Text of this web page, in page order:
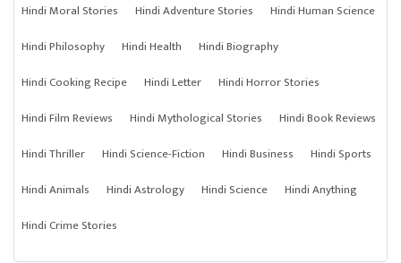
Hindi Moral Stories
Hindi Adventure Stories
Hindi Human Science
Hindi Philosophy
Hindi Health
Hindi Biography
Hindi Cooking Recipe
Hindi Letter
Hindi Horror Stories
Hindi Film Reviews
Hindi Mythological Stories
Hindi Book Reviews
Hindi Thriller
Hindi Science-Fiction Hindi Business
Hindi Sports
Hindi Animals
Hindi Astrology Hindi Science
Hindi Anything
Hindi Crime Stories